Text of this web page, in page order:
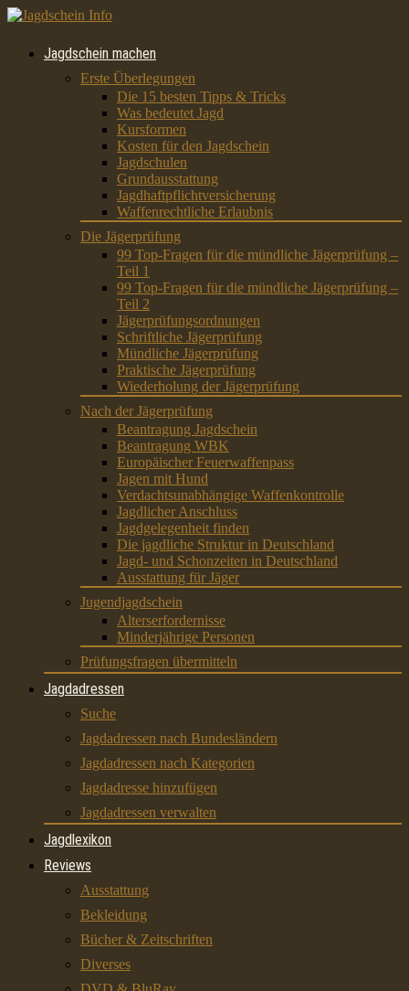
Jagdschein machen
Erste Überlegungen
Die 15 besten Tipps & Tricks
Was bedeutet Jagd
Kursformen
Kosten für den Jagdschein
Jagdschulen
Grundausstattung
Jagdhaftpflichtversicherung
Waffenrechtliche Erlaubnis
Die Jägerprüfung
99 Top-Fragen für die mündliche Jägerprüfung –
Teil 1
99 Top-Fragen für die mündliche Jägerprüfung –
Teil 2
Jägerprüfungsordnungen
Schriftliche Jägerprüfung
Mündliche Jägerprüfung
Praktische Jägerprüfung
Wiederholung der Jägerprüfung
Nach der Jägerprüfung
Beantragung Jagdschein
Beantragung WBK
Europäischer Feuerwaffenpass
Jagen mit Hund
Verdachtsunabhängige Waffenkontrolle
Jagdlicher Anschluss
Jagdgelegenheit finden
Die jagdliche Struktur in Deutschland
Jagd- und Schonzeiten in Deutschland
Ausstattung für Jäger
Jugendjagdschein
Alterserfordernisse
Minderjährige Personen
Prüfungsfragen übermitteln
Jagdadressen
Suche
Jagdadressen nach Bundesländern
Jagdadressen nach Kategorien
Jagdadresse hinzufügen
Jagdadressen verwalten
Jagdlexikon
Reviews
Ausstattung
Bekleidung
Bücher & Zeitschriften
Diverses